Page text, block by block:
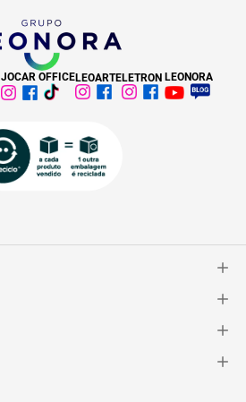
JOCAR OFFICELEOARTELETRON LEONORA